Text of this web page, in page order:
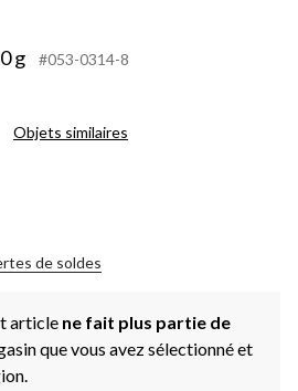
g #053-0314-8
Objets similaires
de soldes
article ne fait plus partie de
que vous avez sélectionné et